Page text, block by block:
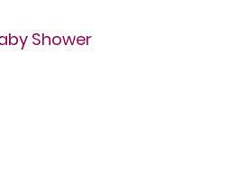
Shower